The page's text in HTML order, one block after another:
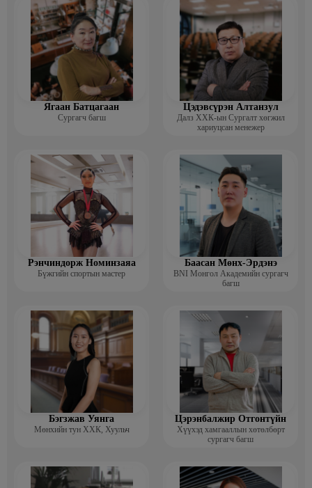
Ягаан Батцагаан
Сургагч багш
Цэдэвсүрэн Алтанзул
Далз ХХК-ын Сургалт хөгжил
хариуцсан менежер
Рэнчиндорж Номинзаяа
Бүжгийн спортын мастер
Баасан Мөнх-Эрдэнэ
BNI Монгол Академийн сургагч
багш
Бэгзжав Уянга
Мөнхийн тун ХХК, Хуульч
Цэрэнбалжир Отгонтүйн
Хүүхэд хамгааллын хөтөлбөрт
сургагч багш